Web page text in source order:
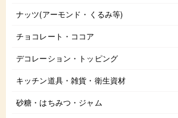
ナッツ(アーモンド・くるみ等)
チョコレート・ココア
デコレーション・トッピング
キッチン道具・雑貨・衛生資材
砂糖・はちみつ・ジャム